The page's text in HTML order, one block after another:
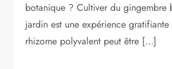
botanique ? Cultiver du gingembre
jardin est une expérience
rhizome polyvalent peut être […]